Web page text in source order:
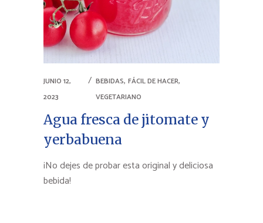
JUNIO 12,
2023
BEBIDAS,FÁCIL DE HACER,
VEGETARIANO
Agua fresca de jitomate y
yerbabuena
¡No dejes de probar esta original y deliciosa
bebida!